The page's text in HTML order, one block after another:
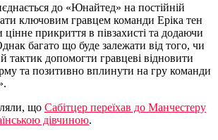
до «Юнайтед» на постійній
ключовим гравцем команди Еріка тен
прикриття в півзахисті та додаючи
багато що буде залежати від того, чи
тактик допомогти гравцеві відновити
та позитивно вплинути на гру команди
що Сабітцер переїхав до Манчестеру
дівчиною.